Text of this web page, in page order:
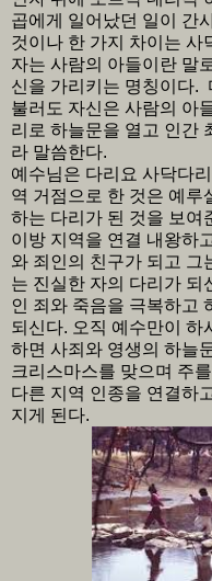
곱에게 일어났던 일이 간
것이나 한 가지 차이는 사
자는 사람의 아들이란 말
신을 가리키는 명칭이다.
불러도 자신은 사람의 아
리로 하늘문을 열고 인간
라 말씀한다.
예수님은 다리요 사닥다
역 거점으로 한 것은 예루
하는 다리가 된 것을 보여
이방 지역을 연결 내왕하
와 죄인의 친구가 되고
는 진실한 자의 다리가 되
인 죄와 죽음을 극복하고
되신다. 오직 예수만이 하
하면 사죄와 영생의 하늘
크리스마스를 맞으며 주
다른 지역 인종을 연결하
지게 된다.